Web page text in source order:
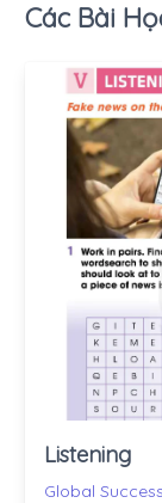
Các Bài
Listening
Global